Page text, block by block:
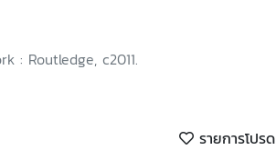
: Routledge, c2011.
รายการโปรด